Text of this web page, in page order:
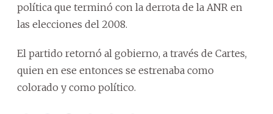
política que terminó con la derrota de la ANR en
las elecciones del 2008.
El partido retornó al gobierno, a través de Cartes,
quien en ese entonces se estrenaba como
colorado y como político.